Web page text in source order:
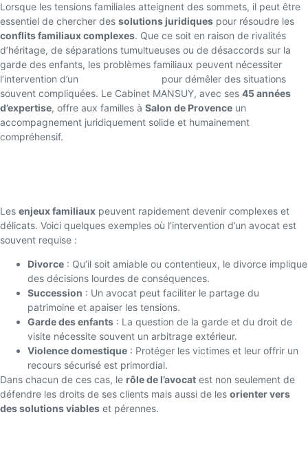
Lorsque les tensions familiales atteignent des sommets, il peut être
essentiel de chercher des solutions juridiques pour résoudre les
conflits familiaux complexes. Que ce soit en raison de rivalités
d’héritage, de séparations tumultueuses ou de désaccords sur la
garde des enfants, les problèmes familiaux peuvent nécessiter
l’intervention d’un
pour démêler des situations
souvent compliquées. Le Cabinet MANSUY, avec ses 45 années
d’expertise, offre aux familles à Salon de Provence un
accompagnement juridiquement solide et humainement
compréhensif.
Les enjeux familiaux peuvent rapidement devenir complexes et
délicats. Voici quelques exemples où l’intervention d’un avocat est
souvent requise :
Divorce : Qu’il soit amiable ou contentieux, le divorce implique
des décisions lourdes de conséquences.
Succession : Un avocat peut faciliter le partage du
patrimoine et apaiser les tensions.
Garde des enfants : La question de la garde et du droit de
visite nécessite souvent un arbitrage extérieur.
Violence domestique : Protéger les victimes et leur offrir un
recours sécurisé est primordial.
Dans chacun de ces cas, le rôle de l’avocat est non seulement de
défendre les droits de ses clients mais aussi de les orienter vers
des solutions viables et pérennes.